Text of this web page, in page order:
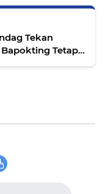
Tekan
Tetap